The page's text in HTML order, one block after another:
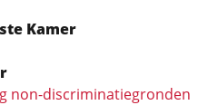
Kamer
non-discriminatiegronden